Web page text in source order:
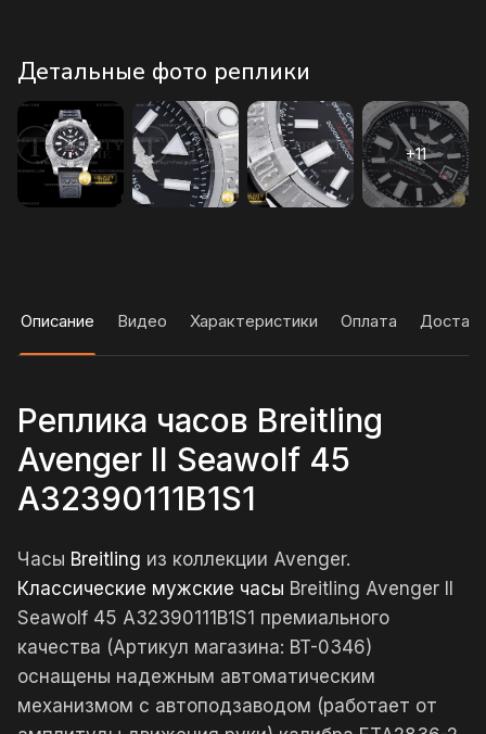
Детальные фото реплики
Описание Видео Характеристики Оплата
Реплика часов Breitling
Avenger II Seawolf 45
A32390111B1S1
Часы Breitling из коллекции Avenger.
Классические мужские часы Breitling Avenger II
Seawolf 45 A32390111B1S1 премиального
качества (Артикул магазина: BT-0346)
оснащены надежным автоматическим
механизмом с автоподзаводом (работает от